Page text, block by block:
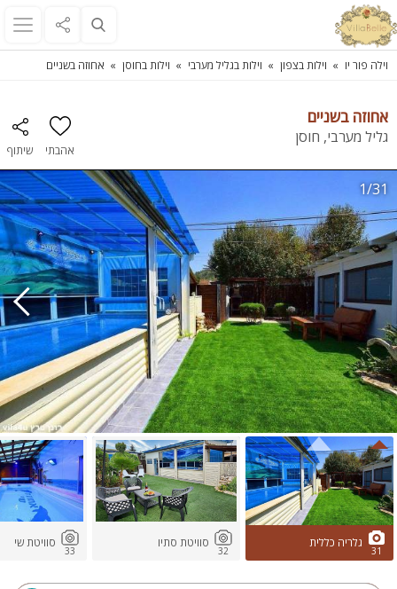
וילה פור יו וילות בצפון וילות בגליל מערבי וילות בחוסן אחוזה בשניים
אחוזה בשניים
גליל מערבי, חוסן
אהבתי שיתוף
1/31
31
גלריה כללית
32
סוויטת סתיו
33
סוויטת שי